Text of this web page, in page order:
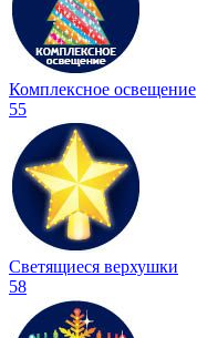
Комплексное освещение
55
Светящиеся верхушки
58